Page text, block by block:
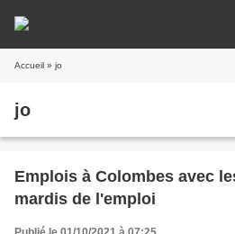
Accueil » jo
jo
Emplois à Colombes avec
mardis de l'emploi